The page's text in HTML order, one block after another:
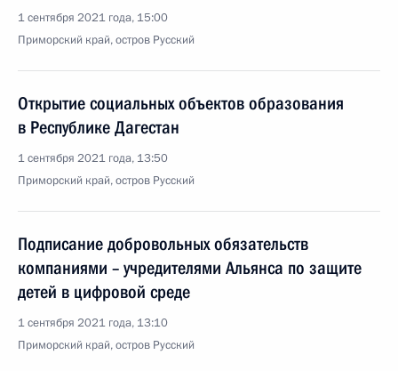
1 сентября 2021 года, 15:00
Приморский край, остров Русский
Открытие социальных объектов образования
в Республике Дагестан
1 сентября 2021 года, 13:50
Приморский край, остров Русский
Подписание добровольных обязательств
компаниями – учредителями Альянса по защите
детей в цифровой среде
1 сентября 2021 года, 13:10
Приморский край, остров Русский